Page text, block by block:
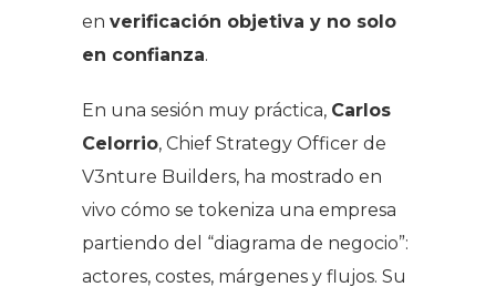
en verificación objetiva y no solo
en confianza.
En una sesión muy práctica, Carlos
Celorrio, Chief Strategy Officer de
V3nture Builders, ha mostrado en
vivo cómo se tokeniza una empresa
partiendo del “diagrama de negocio”:
actores, costes, márgenes y flujos. Su